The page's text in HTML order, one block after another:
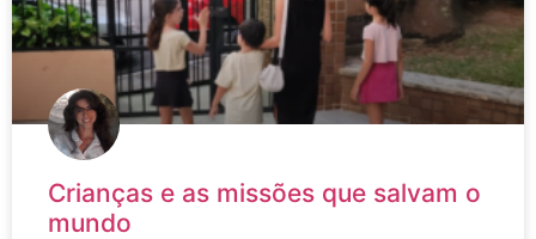
Crianças e as missões que salvam o
mundo